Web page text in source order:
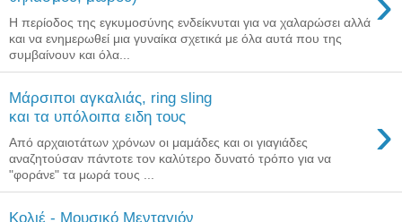
Η περίοδος της εγκυμοσύνης ενδείκνυται για να χαλαρώσει αλλά
και να ενημερωθεί μια γυναίκα σχετικά με όλα αυτά που της
συμβαίνουν και όλα...
Μάρσιποι αγκαλιάς, ring sling
και τα υπόλοιπα ειδη τους
›
Από αρχαιοτάτων χρόνων οι μαμάδες και οι γιαγιάδες
αναζητούσαν πάντοτε τον καλύτερο δυνατό τρόπο για να
"φοράνε" τα μωρά τους ...
Κολιέ - Μουσικό Μενταγιόν